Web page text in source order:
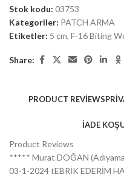
Stok kodu: 03753
Kategoriler: PATCH ARMA
Etiketler: 5 cm, F-16 Biting
Share:
PRODUCT REVIEWS
İADE
Product Reviews
***** Murat DOĞAN
03-1-2024 tEBRİK EDERİM